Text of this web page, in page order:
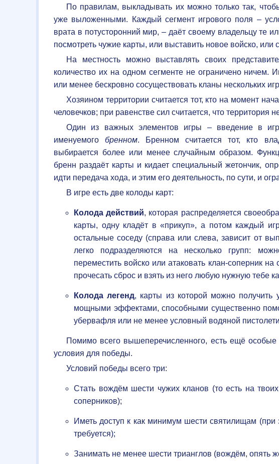
По правилам, выкладывать их можно только так,
уже выложенными. Каждый сегмент игрового поля –
врата в потусторонний мир, – даёт своему владельцу те
посмотреть чужие карты, или выставить новое войско, или
На местность можно выставлять своих
количество их на одном сегменте не ограничено ничем.
или менее бескровно сосуществовать кланы нескольких
Хозяином территории считается тот, кто на момент
человечков; при равенстве сил считается, что территория
Один из важных элементов игры – введение в
именуемогобренном. Бренном считается тот, кто
выбирается более или менее случайным образом.
бренн раздаёт карты и кидает специальный жетончик,
идти передача хода, и этим его деятельность, по сути, и
В игре есть две колоды карт:
Колода действий, которая распределяется
карты, одну кладёт в «прикуп», а потом каждый
остальные соседу (справа или слева, зависит от
легко подразделяются на несколько групп:
переместить войско или атаковать клан-соперник
прочесать сброс и взять из него любую нужную тебе
Колода легенд, карты из которой можно
мощными эффектами, способными существенно
убервафля или не менее условный водяной
Помимо всего вышеперечисленного, есть ещё
условия для победы.
Условий победы всего три:
Стать вождём шести чужих кланов (то есть на
соперников);
Иметь доступ к как минимум шести святилищам
требуется);
Занимать не менее шести трианглов (вождём, опять